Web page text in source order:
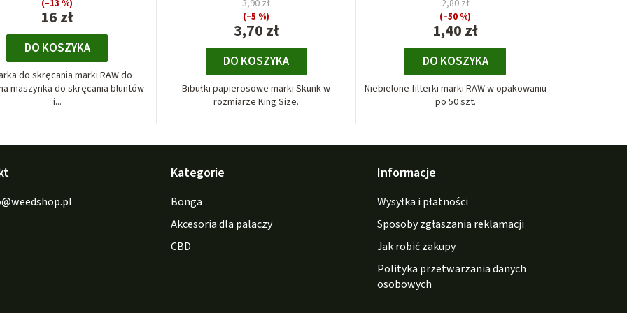
16 zł
(–13 %)
DO KOSZYKA
do skręcania marki RAW do
maszynka do skręcania bluntów
i...
3,70 zł
3,90 zł
(–5 %)
DO KOSZYKA
Bibułki papierosowe marki Skunk w
rozmiarze King Size.
1,40 zł
2,80 zł
(–50 %)
DO KOSZYKA
Niebielone filterki marki RAW w opakowaniu
po 50 szt.
@weedshop.pl
Kategorie
Bonga
Akcesoria dla palaczy
CBD
Informacje
Wysyłka i płatności
Sposoby zgłaszania reklamacji
Jak robić zakupy
Polityka przetwarzania danych
osobowych